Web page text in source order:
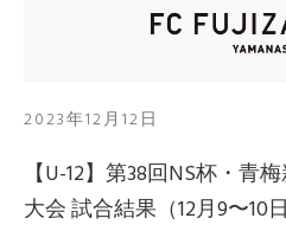
2023年12月12日
【U-12】第38回NS杯・青
大会 試合結果（12月9〜10日